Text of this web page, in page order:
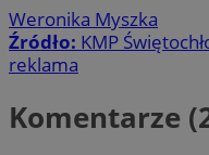
Weronika Myszka
Źródło: KMP
reklama
Komentarze